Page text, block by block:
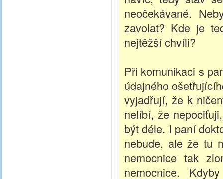
neočekávané.
zavolat? Kde je
nejtěžší chvíli?
Při komunikaci s
údajného
vyjadřují, že k
nelíbí, že
být déle. I paní
nebude, ale že tu
nemocnice tak
nemocnice.